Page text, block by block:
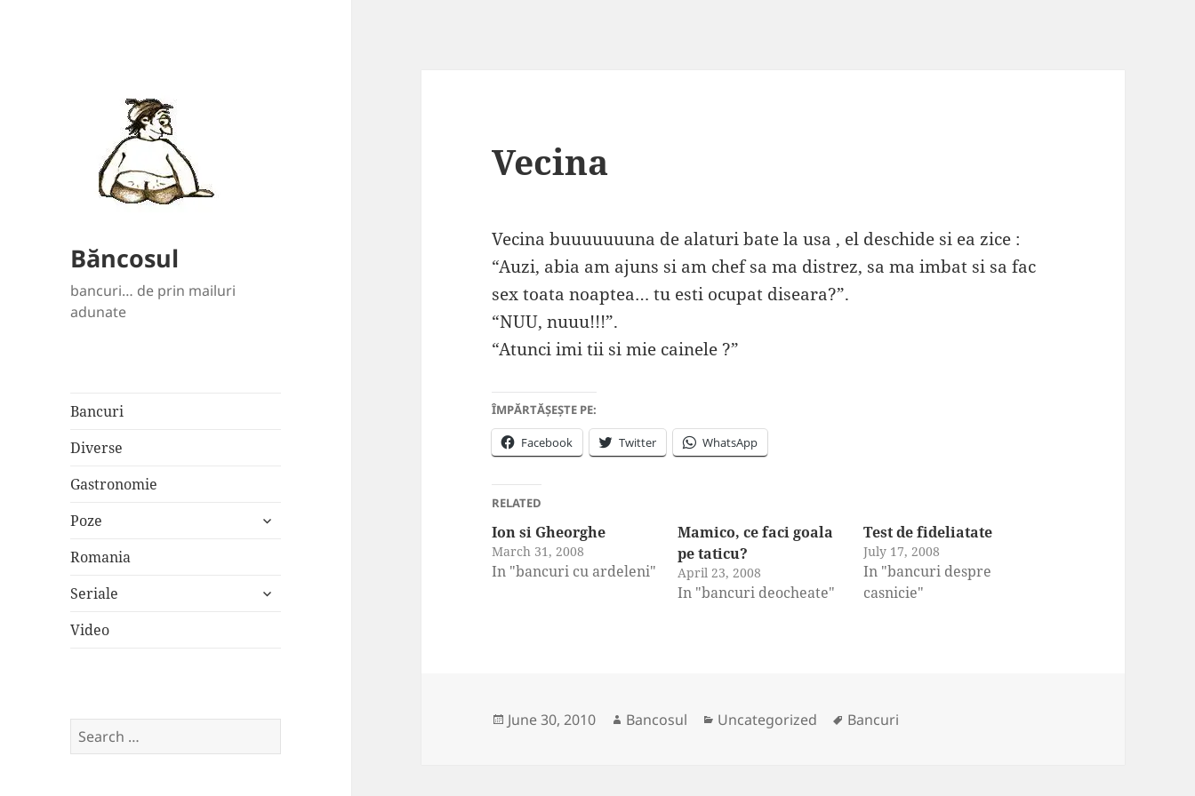
Băncosul
bancuri… de prin mailuri
adunate
Bancuri
Diverse
Gastronomie
Poze
expand
Romania
Seriale
expand
Video
Search
for:
Vecina
Vecina buuuuuuuna de alaturi bate la usa , el deschide si ea zice :
“Auzi, abia am ajuns si am chef sa ma distrez, sa ma imbat si sa fac
sex toata noaptea… tu esti ocupat diseara?”.
“NUU, nuuu!!!”.
“Atunci imi tii si mie cainele ?”
ÎMPĂRTĂȘEȘTE PE:
Facebook Twitter WhatsApp
RELATED
Ion si Gheorghe
March 31, 2008
In "bancuri cu ardeleni"
Mamico, ce faci goala
pe taticu?
April 23, 2008
In "bancuri deocheate"
Test de fideliatate
July 17, 2008
In "bancuri despre
casnicie"
Posted
June 30, 2010 Author
Bancosul Categories
Uncategorized Tags
Bancuri